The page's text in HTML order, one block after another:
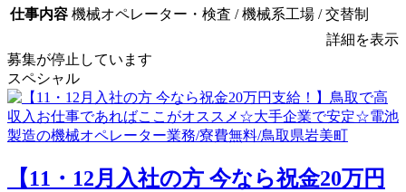
仕事内容 機械オペレーター・検査 / 機械系工場 / 交替制
詳細を表示
募集が停止しています
スペシャル
【11・12月入社の方 今なら祝金20万円